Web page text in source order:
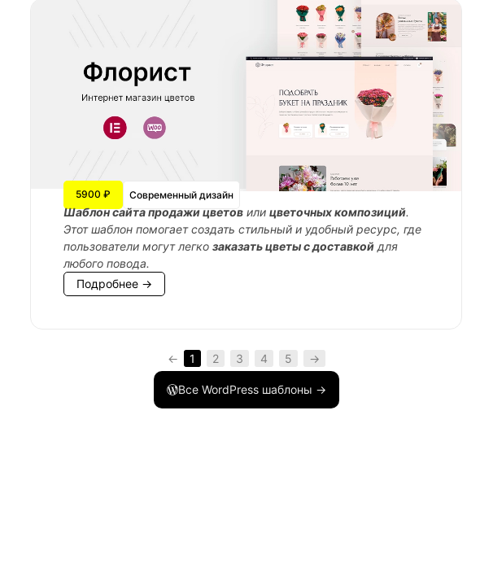
5900 ₽ Современный дизайн
Шаблон сайта продажи цветов илицветочных композиций.
Этот шаблон помогает создать стильный и удобный ресурс, где
пользователи могут легкозаказать цветы с доставкойдля
любого повода.
Подробнее →
← 1 2 3 4 5 →
Все WordPress шаблоны →